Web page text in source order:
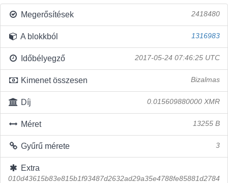
Megerősítések 2418480
A blokkból 1316983
Időbélyegző 2017-05-24 07:46:25 UTC
Kimenet összesen Bizalmas
Díj 0.015609880000 XMR
Méret 13255 B
Gyűrű mérete 3
Extra
010d43615b83e815b1f93487d2632ad29a35e4788fe85881d2784